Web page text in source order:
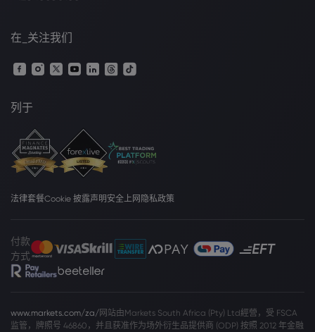
在_关注我们
列于
法律套餐Cookie 披露声明 安全上网 隐私政策
付款
方式
www.markets.com/za/网站由Markets South Africa (Pty) Ltd經營，受 FSCA
监管，牌照号 46860，并且获准作为场外衍生品提供商 (ODP) 按照 2012 年金融